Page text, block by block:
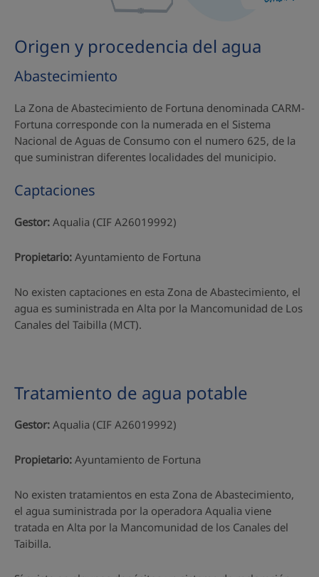
Origen y procedencia del agua
Abastecimiento
La Zona de Abastecimiento de Fortuna denominada CARM-
Fortuna corresponde con la numerada en el Sistema
Nacional de Aguas de Consumo con el numero 625, de la
que suministran diferentes localidades del municipio.
Captaciones
Gestor: Aqualia (CIF A26019992)
Propietario: Ayuntamiento de Fortuna
No existen captaciones en esta Zona de Abastecimiento, el
agua es suministrada en Alta por la Mancomunidad de Los
Canales del Taibilla (MCT).
Tratamiento de agua potable
Gestor: Aqualia (CIF A26019992)
Propietario: Ayuntamiento de Fortuna
No existen tratamientos en esta Zona de Abastecimiento,
el agua suministrada por la operadora Aqualia viene
tratada en Alta por la Mancomunidad de los Canales del
Taibilla.